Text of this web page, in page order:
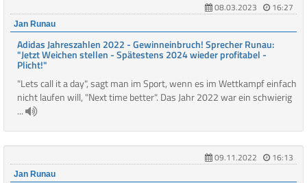
08.03.2023 16:27
Jan Runau
Adidas Jahreszahlen 2022 - Gewinneinbruch! Sprecher Runau:
"Jetzt Weichen stellen - Spätestens 2024 wieder profitabel -
Plicht!"
"Lets call it a day", sagt man im Sport, wenn es im Wettkampf einfach
nicht laufen will, "Next time better". Das Jahr 2022 war ein schwierig
...
09.11.2022 16:13
Jan Runau